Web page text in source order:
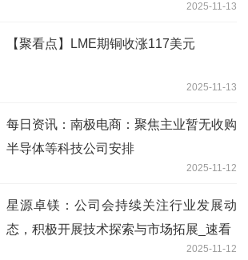
2025-11-13
【聚看点】LME期铜收涨117美元
2025-11-13
每日资讯：南极电商：聚焦主业暂无收购
半导体等科技公司安排
2025-11-12
星源卓镁：公司会持续关注行业发展动
态，积极开展技术探索与市场拓展_速看
2025-11-12